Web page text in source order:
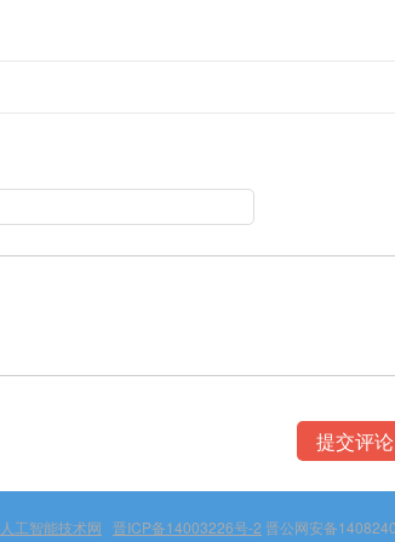
人工智能技术网 晋ICP备14003226号-2 晋公网安备